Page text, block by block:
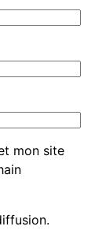
mon site